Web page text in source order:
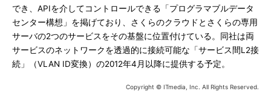
でき、APIを介してコントロールできる「プログラマブルデータ
センター構想」を掲げており、さくらのクラウドとさくらの専用
サーバの2つのサービスをその基盤に位置付けている。同社は両
サービスのネットワークを透過的に接続可能な「サービス間L2接
続」（VLAN ID変換）の2012年4月以降に提供する予定。
Copyright © ITmedia, Inc. All Rights Reserved.